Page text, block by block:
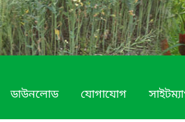
ডাউনলোড যোগাযোগ